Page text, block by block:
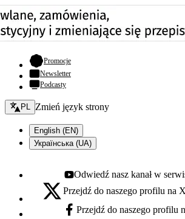
Promocje- otwiera się w nowej karcie
Newsletter
Podcasty
Zmień język - bieżący:
PL Zmień język strony
English (EN)
Українська (UA)
Youtube - otwiera się w nowej karcie
Odwiedź nasz kanał w
X - otwiera się w nowej karcie
Przejdź do naszego profilu na
Facebook - otwiera się w nowej karcie
Przejdź do naszego profilu